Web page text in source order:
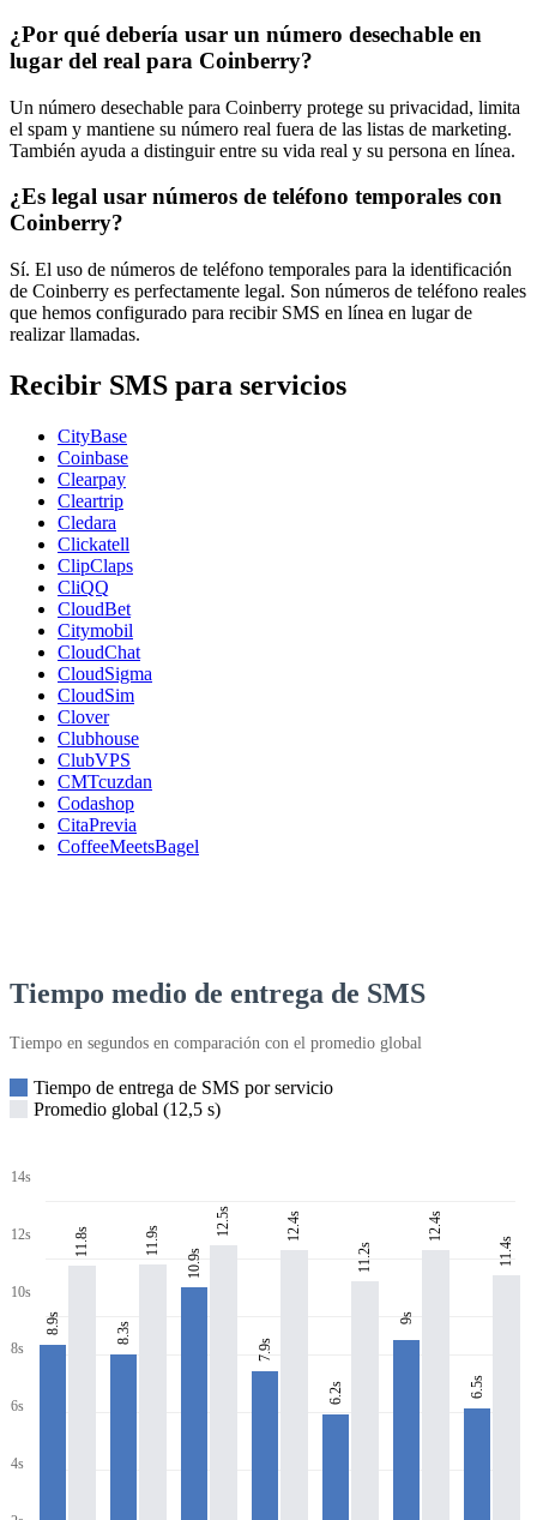
¿Por qué debería usar un número desechable en
lugar del real para Coinberry?
Un número desechable para Coinberry protege su privacidad, limita
el spam y mantiene su número real fuera de las listas de marketing.
También ayuda a distinguir entre su vida real y su persona en línea.
¿Es legal usar números de teléfono temporales con
Coinberry?
Sí. El uso de números de teléfono temporales para la identificación
de Coinberry es perfectamente legal. Son números de teléfono reales
que hemos configurado para recibir SMS en línea en lugar de
realizar llamadas.
Recibir SMS para servicios
CityBase
Coinbase
Clearpay
Cleartrip
Cledara
Clickatell
ClipClaps
CliQQ
CloudBet
Citymobil
CloudChat
CloudSigma
CloudSim
Clover
Clubhouse
ClubVPS
CMTcuzdan
Codashop
CitaPrevia
CoffeeMeetsBagel
Tiempo medio de entrega de SMS
Tiempo en segundos en comparación con el promedio global
Tiempo de entrega de SMS por servicio
Promedio global (12,5 s)
14s
12s
10s
8s
6s
4s
8.9s
11.8s
8.3s
11.9s
10.9s
12.5s
7.9s
12.4s
6.2s
11.2s
9s
12.4s
6.5s
11.4s